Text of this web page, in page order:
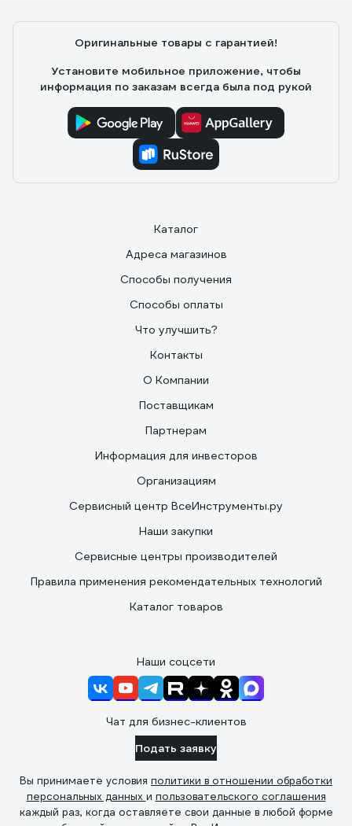
Оригинальные товары с гарантией!
Установите мобильное приложение, чтобы
информация по заказам всегда была под рукой
Каталог
Адреса магазинов
Способы получения
Способы оплаты
Что улучшить?
Контакты
О Компании
Поставщикам
Партнерам
Информация для инвесторов
Организациям
Сервисный центр ВсеИнструменты.ру
Наши закупки
Сервисные центры производителей
Правила применения рекомендательных технологий
Каталог товаров
Наши соцсети
Чат для бизнес-клиентов
Подать заявку
Вы принимаете условия политики в отношении обработки
персональных данных и пользовательского соглашения
каждый раз, когда оставляете свои данные в любой форме